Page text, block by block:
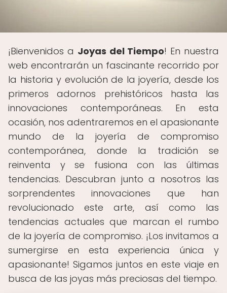
¡Bienvenidos a Joyas del Tiempo! En nuestra
web encontrarán un fascinante recorrido por
la historia y evolución de la joyería, desde los
primeros adornos prehistóricos hasta las
innovaciones contemporáneas. En esta
ocasión, nos adentraremos en el apasionante
mundo de la joyería de compromiso
contemporánea, donde la tradición se
reinventa y se fusiona con las últimas
tendencias. Descubran junto a nosotros las
sorprendentes innovaciones que han
revolucionado este arte, así como las
tendencias actuales que marcan el rumbo
de la joyería de compromiso. ¡Los invitamos a
sumergirse en esta experiencia única y
apasionante! Sigamos juntos en este viaje en
busca de las joyas más preciosas del tiempo.